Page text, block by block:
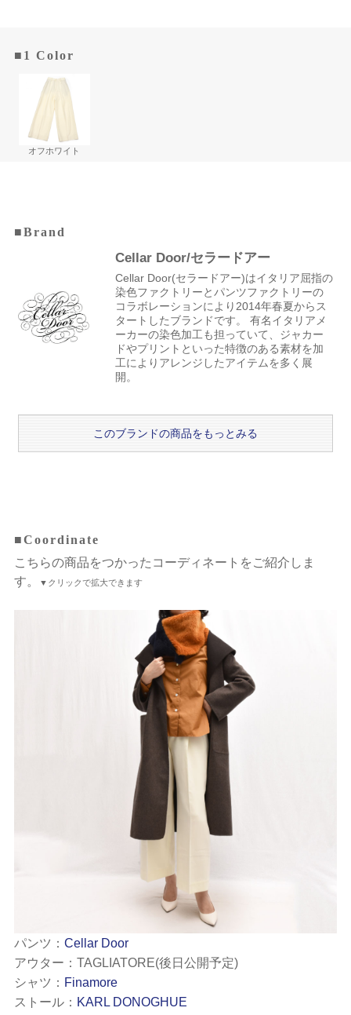
■1 Color
オフホワイト
■Brand
Cellar Door/セラードアー
Cellar Door(セラードアー)はイタリア屈指の
染色ファクトリーとパンツファクトリーの
コラボレーションにより2014年春夏からス
タートしたブランドです。 有名イタリアメ
ーカーの染色加工も担っていて、ジャカー
ドやプリントといった特徴のある素材を加
工によりアレンジしたアイテムを多く展
開。
このブランドの商品をもっとみる
■Coordinate
こちらの商品をつかったコーディネートをご紹介しま
す。
▼クリックで拡大できます
パンツ： Cellar Door
アウター：TAGLIATORE(後日公開予定)
シャツ： Finamore
ストール： KARL DONOGHUE